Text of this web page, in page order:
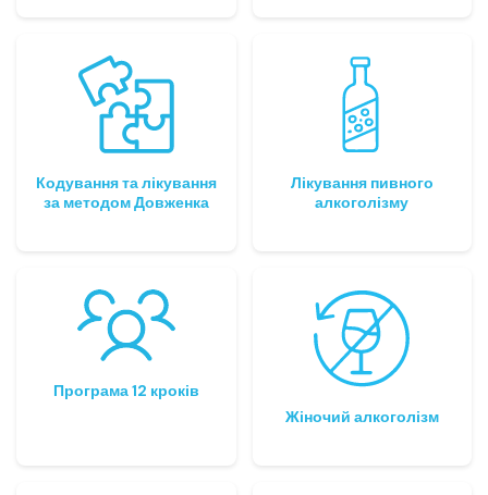
Кодування та лікування
за методом Довженка
Лікування пивного
алкоголізму
Програма 12 кроків
Жіночий алкоголізм